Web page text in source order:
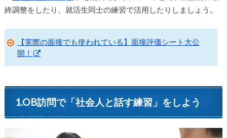
終調整をしたり、就活生同士の練習で活用したりしましょう。
【実際の面接でも使われている】面接評価シート大公
開！
1.OB訪問で「社会人と話す練習」をしよう